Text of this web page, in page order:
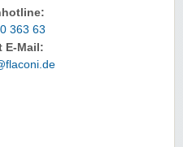
363 63
E-Mail: